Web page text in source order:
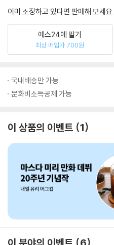
이미 소장하고 있다면 판매해 보세요.
예스24에 팔기
최상 매입가 700원
국내배송만 가능
문화비소득공제 가능
이 상품의 이벤트 1